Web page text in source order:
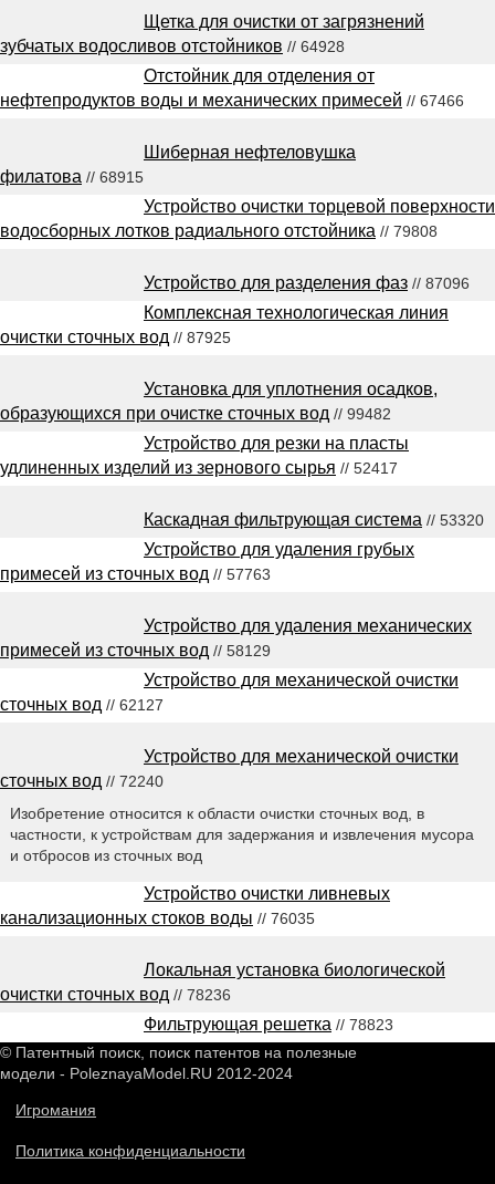
Щетка для очистки от загрязнений
зубчатых водосливов отстойников // 64928
Отстойник для отделения от
нефтепродуктов воды и механических примесей // 67466
Шиберная нефтеловушка
филатова // 68915
Устройство очистки торцевой поверхности
водосборных лотков радиального отстойника // 79808
Устройство для разделения фаз // 87096
Комплексная технологическая линия
очистки сточных вод // 87925
Установка для уплотнения осадков,
образующихся при очистке сточных вод // 99482
Устройство для резки на пласты
удлиненных изделий из зернового сырья // 52417
Каскадная фильтрующая система // 53320
Устройство для удаления грубых
примесей из сточных вод // 57763
Устройство для удаления механических
примесей из сточных вод // 58129
Устройство для механической очистки
сточных вод // 62127
Устройство для механической очистки
сточных вод // 72240
Изобретение относится к области очистки сточных вод, в
частности, к устройствам для задержания и извлечения мусора
и отбросов из сточных вод
Устройство очистки ливневых
канализационных стоков воды // 76035
Локальная установка биологической
очистки сточных вод // 78236
Фильтрующая решетка // 78823
© Патентный поиск, поиск патентов на полезные
модели - PoleznayaModel.RU 2012-2024
Игромания
Политика конфиденциальности